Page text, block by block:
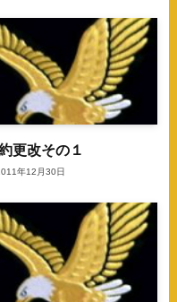
更改その１
年12月30日